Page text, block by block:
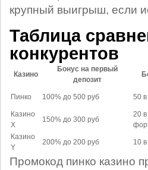
крупный выигрыш, если
Таблица
конкурентов
Казино
Бонус на первый
депозит
Пинко 100% до 500 руб 50 в
Казино
X
150% до 300 руб
20 в
Казино
Y
200% до 200 руб 10
Промокод пинко казино